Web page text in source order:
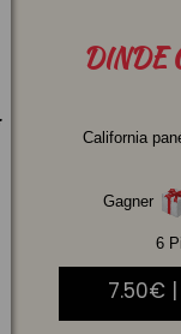
DINDE
California
Gagner
6
7.50€ |